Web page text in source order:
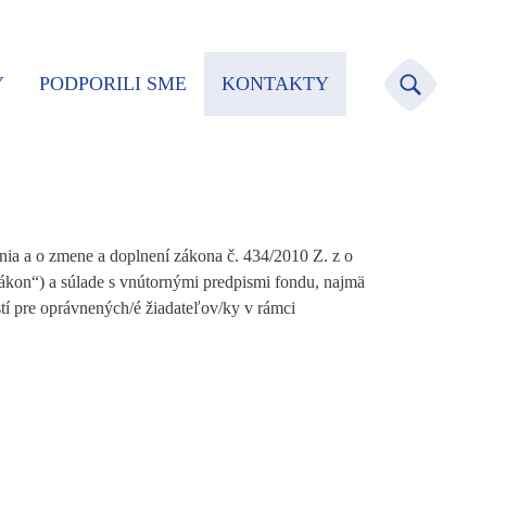
PODPORILI SME KONTAKTY
a o zmene a doplnení zákona č. 434/2010 Z. z o
a súlade s vnútornými predpismi fondu, najmä
pre oprávnených/é žiadateľov/ky v rámci